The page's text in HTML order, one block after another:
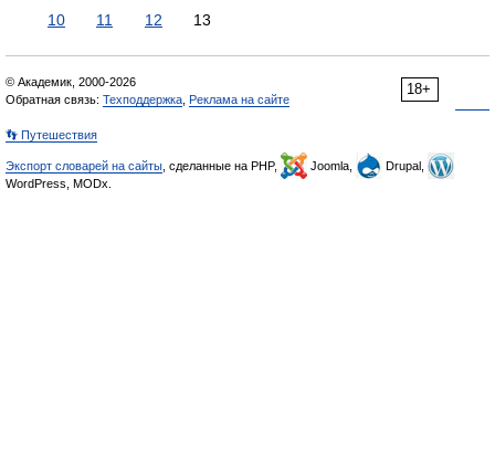
10
11 12 13
18+
© Академик, 2000-2026
Обратная связь: Техподдержка Реклама на сайте
👣 Путешествия
Экспорт словарей на сайты , сделанные на PHP, Joomla,
Drupal,
WordPress, MODx.